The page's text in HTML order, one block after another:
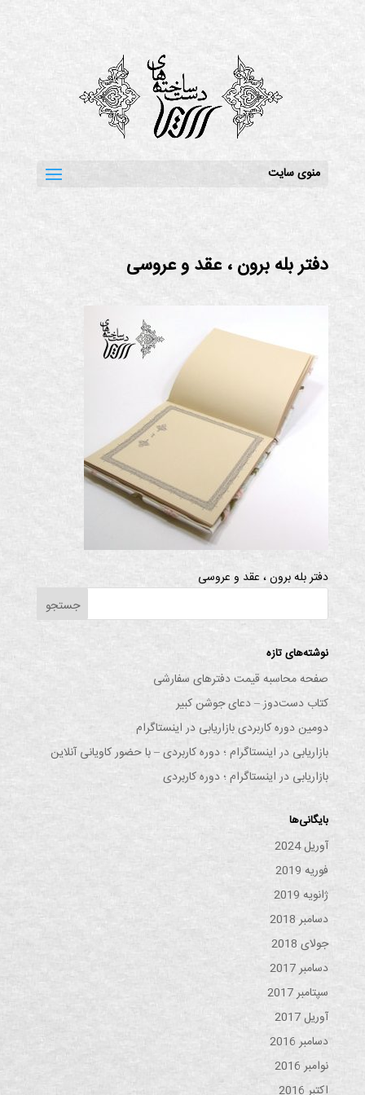
منوی سایت
دفتر بله برون ، عقد و عروسی
دفتر بله برون ، عقد و عروسی
نوشته‌های تازه
صفحه محاسبه قیمت دفترهای سفارشی
کتاب دست‌دوز – دعای جوشن کبیر
دومین دوره کاربردی بازاریابی در اینستاگرام
بازاریابی در اینستاگرام ؛ دوره کاربردی – با حضور کاویانی آنلاین
بازاریابی در اینستاگرام ؛ دوره کاربردی
بایگانی‌ها
آوریل 2024
فوریه 2019
ژانویه 2019
دسامبر 2018
جولای 2018
دسامبر 2017
سپتامبر 2017
آوریل 2017
دسامبر 2016
نوامبر 2016
اکتبر 2016